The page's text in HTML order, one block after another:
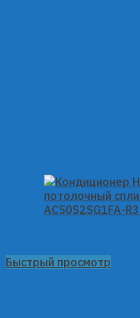
Быстрый просмотр